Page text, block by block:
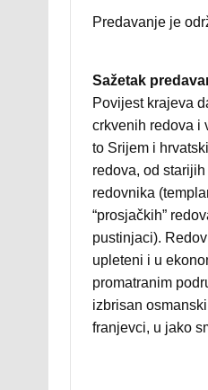
Predavanje je
Sažetak
Povijest krajeva
crkvenih redova i
to Srijem i
redova, od
redovnika
“prosjačkih”
pustinjaci).
upleteni i u
promatranim
izbrisan
franjevci, u jako